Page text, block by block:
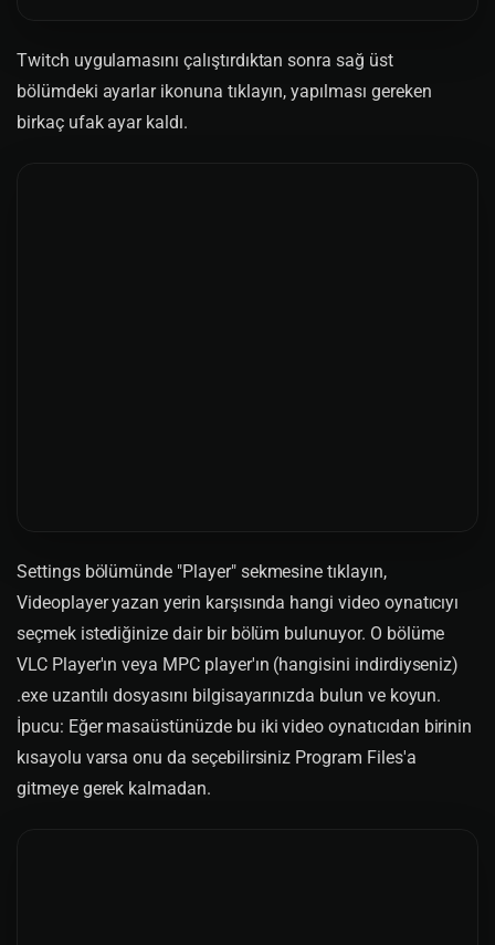
Twitch uygulamasını çalıştırdıktan sonra sağ üst
bölümdeki ayarlar ikonuna tıklayın, yapılması gereken
birkaç ufak ayar kaldı.
Settings bölümünde "Player" sekmesine tıklayın,
Videoplayer yazan yerin karşısında hangi video oynatıcıyı
seçmek istediğinize dair bir bölüm bulunuyor. O bölüme
VLC Player'ın veya MPC player'ın (hangisini indirdiyseniz)
.exe uzantılı dosyasını bilgisayarınızda bulun ve koyun.
İpucu: Eğer masaüstünüzde bu iki video oynatıcıdan birinin
kısayolu varsa onu da seçebilirsiniz Program Files'a
gitmeye gerek kalmadan.